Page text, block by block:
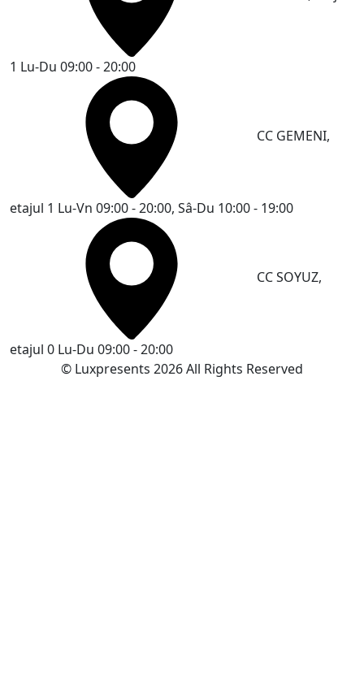
1 Lu-Du 09:00 - 20:00
CC GEMENI,
etajul 1 Lu-Vn 09:00 - 20:00, Sâ-Du 10:00 - 19:00
CC SOYUZ,
etajul 0 Lu-Du 09:00 - 20:00
© Luxpresents 2026 All Rights Reserved